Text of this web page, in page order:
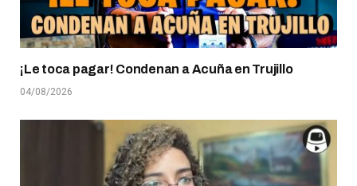
¡Le toca pagar! Condenan a Acuña en Trujillo
04/08/2026